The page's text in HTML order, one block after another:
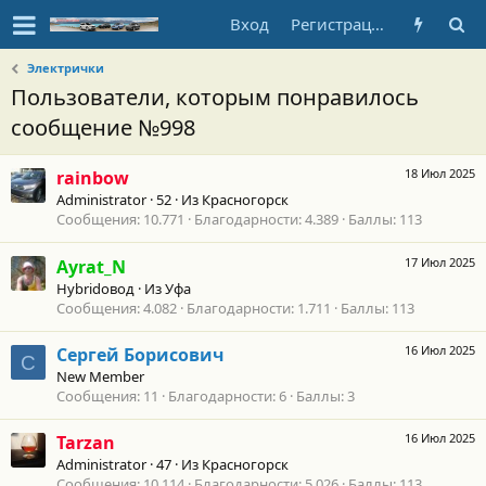
Вход Регистрация
Электрички
Пользователи, которым понравилось
сообщение №998
18 Июл 2025
rainbow
Administrator ·52 · Из Красногорск
Сообщения 10.771 Благодарности 4.389 Баллы 113
17 Июл 2025
Ayrat_N
Hybridовод · ИзУфа
Сообщения 4.082 Благодарности 1.711 Баллы 113
С
16 Июл 2025
Сергей Борисович
New Member
Сообщения 11 Благодарности 6 Баллы 3
16 Июл 2025
Tarzan
Administrator ·47 · Из Красногорск